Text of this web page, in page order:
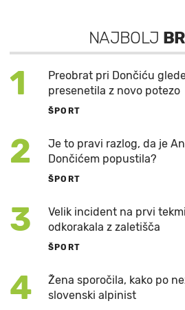
NAJBOLJ
1
Preobrat pri Dončiću
presenetila z novo potezo
ŠPORT
2
Je to pravi razlog, da je
Dončićem popustila?
ŠPORT
3
Velik incident na prvi
odkorakala z zaletišča
ŠPORT
4
Žena sporočila, kako po
slovenski alpinist